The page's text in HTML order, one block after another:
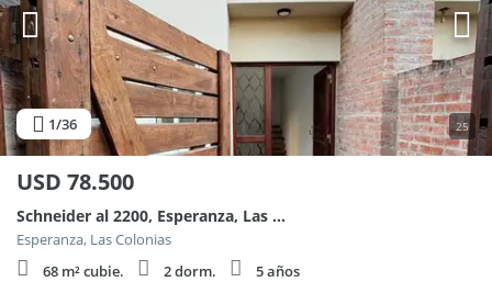
1/36 25
USD 78.500
Schneider al 2200, Esperanza, Las Colonias
Esperanza, Las Colonias
68 m² cubie.
2 dorm.
5 años